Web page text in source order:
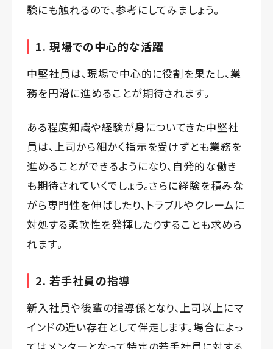
験にも触れるので、参考にしてみましょう。
1. 現場での中心的な活躍
中堅社員は、現場で中心的に役割を果たし、業
務を円滑に進めることが期待されます。
ある程度知識や経験が身についてきた中堅社
員は、上司から細かく指示を受けずとも業務を
進めることができるようになり、自発的な働き
も期待されていくでしょう。さらに経験を積みな
がら専門性を伸ばしたり、トラブルやクレームに
対処する柔軟性を発揮したりすることも求めら
れます。
2. 若手社員の指導
新入社員や後輩の指導係となり、上司以上にマ
インドの近い存在として伴走します。場合によっ